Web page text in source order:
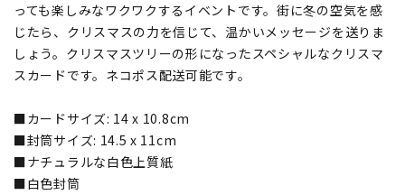
っても楽しみなワクワクするイベントです。街に冬の空気を感
じたら、クリスマスの力を信じて、温かいメッセージを送りま
しょう。クリスマスツリーの形になったスペシャルなクリスマ
スカードです。ネコポス配送可能です。
■カードサイズ: 14 x 10.8cm
■封筒サイズ: 14.5 x 11cm
■ナチュラルな白色上質紙
■白色封筒